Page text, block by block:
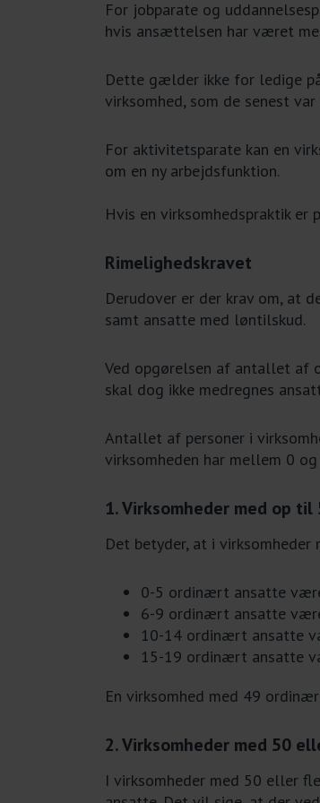
For jobparate og
hvis ansættelsen har været
Dette gælder ikke for ledige
virksomhed, som de senest var
For aktivitetsparate kan en
om en ny arbejdsfunktion.
Hvis en virksomhedspraktik
Rimelighedskravet
Derudover er der krav om,
samt ansatte med løntilskud.
Ved opgørelsen af antallet af
skal dog ikke medregnes
Antallet af personer i
virksomheden har mellem 0
1. Virksomheder med op
Det betyder, at i
0-5 ordinært ansatte
6-9 ordinært ansatte
10-14 ordinært ansatte
15-19 ordinært ansatte
En virksomhed med 49
2. Virksomheder med 50
I virksomheder med 50 eller